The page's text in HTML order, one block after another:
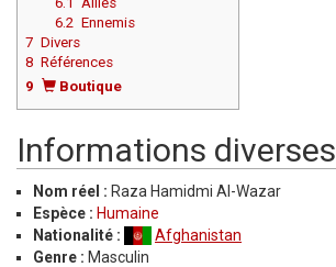
6.2 Ennemis
7 Divers
8 Références
9
Boutique
Informations diverses
Nom réel : Raza Hamidmi Al-Wazar
Espèce : Humaine
Nationalité :
Afghanistan
Genre : Masculin